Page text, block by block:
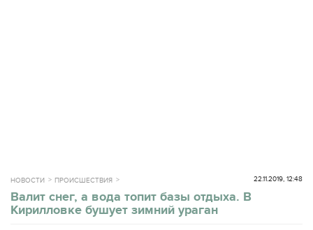
НОВОСТИ ПРОИСШЕСТВИЯ 22.11.2019, 12:48
Валит снег, а вода топит базы отдыха. В
Кирилловке бушует зимний ураган